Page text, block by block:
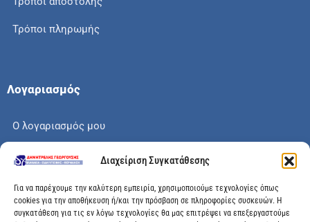
Διαχείριση Συγκατάθεσης
Για να παρέχουμε την καλύτερη εμπειρία, χρησιμοποιούμε τεχνολογίες όπως
cookies για την αποθήκευση ή/και την πρόσβαση σε πληροφορίες συσκευών. Η
συγκατάθεση για τις εν λόγω τεχνολογίες θα μας επιτρέψει να επεξεργαστούμε
Τρόποι πληρωμής
Λογαριασμός
Ο λογαριασμός μου
Το καλάθι μου
Check out